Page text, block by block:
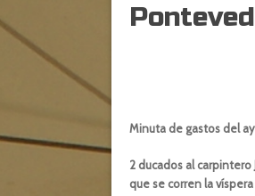
Minuta de gastos del
2 ducados al
que se corren la